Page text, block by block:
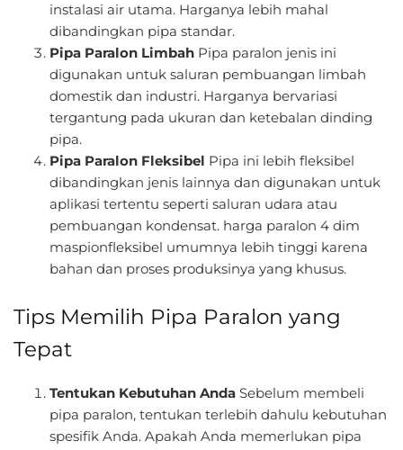
instalasi air utama. Harganya lebih mahal
dibandingkan pipa standar.
Pipa Paralon Limbah Pipa paralon jenis ini
digunakan untuk saluran pembuangan limbah
domestik dan industri. Harganya bervariasi
tergantung pada ukuran dan ketebalan dinding
pipa.
Pipa Paralon Fleksibel Pipa ini lebih fleksibel
dibandingkan jenis lainnya dan digunakan untuk
aplikasi tertentu seperti saluran udara atau
pembuangan kondensat. harga paralon 4 dim
maspionfleksibel umumnya lebih tinggi karena
bahan dan proses produksinya yang khusus.
Tips Memilih Pipa Paralon yang
Tepat
Tentukan Kebutuhan Anda Sebelum membeli
pipa paralon, tentukan terlebih dahulu kebutuhan
spesifik Anda. Apakah Anda memerlukan pipa